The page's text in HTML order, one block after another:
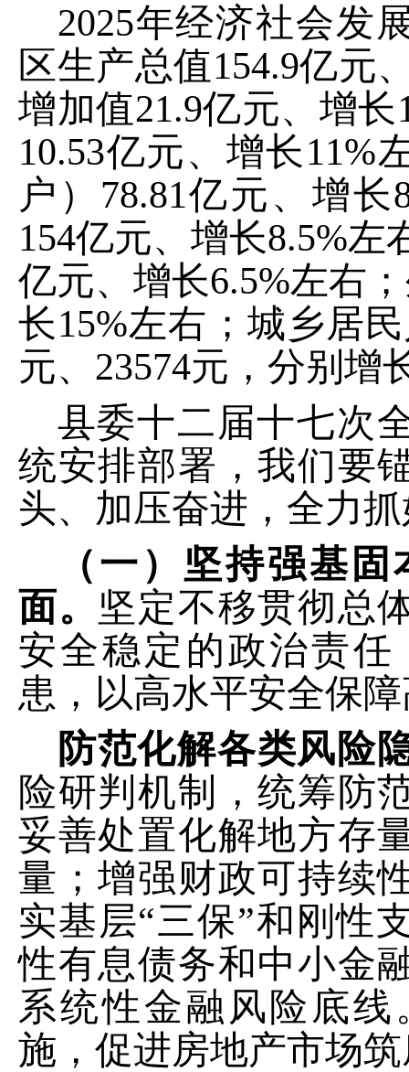
2025年经济社会发
区生产总值154.9亿元
增加值21.9亿元、增长
10.53亿元、增长11%
户） 78.81亿元、增长
154亿元、增长8.5%左
亿元、增长6.5%左右
长15%左右；城乡居
元、 23574元，分别增
县委十二届十七次
统安排部署，我们要
头、加压奋进 ，全力
（一）坚持强基
面。 坚定不移贯彻总
安全稳定的政治责
患，以高水平安全保
防范化解各类风险
险研判机制，统筹防
妥善处置化解地方存
量；增强财政可持续
实基层“三保”和刚性
性有息债务和中小金
系统性金融风险底
施， 促进房地产市场